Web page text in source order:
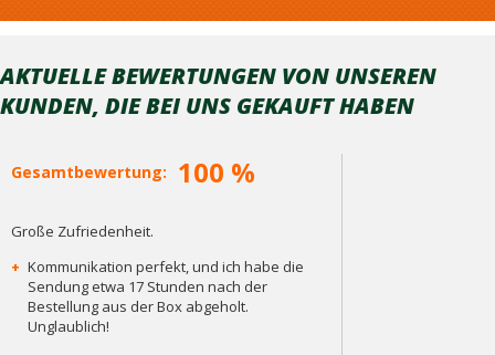
AKTUELLE BEWERTUNGEN VON UNSEREN
KUNDEN, DIE BEI ​​UNS GEKAUFT HABEN
Gesamtbewertung: 100 %
Große Zufriedenheit.
+ Kommunikation perfekt, und ich habe die
Sendung etwa 17 Stunden nach der
Bestellung aus der Box abgeholt.
Unglaublich!